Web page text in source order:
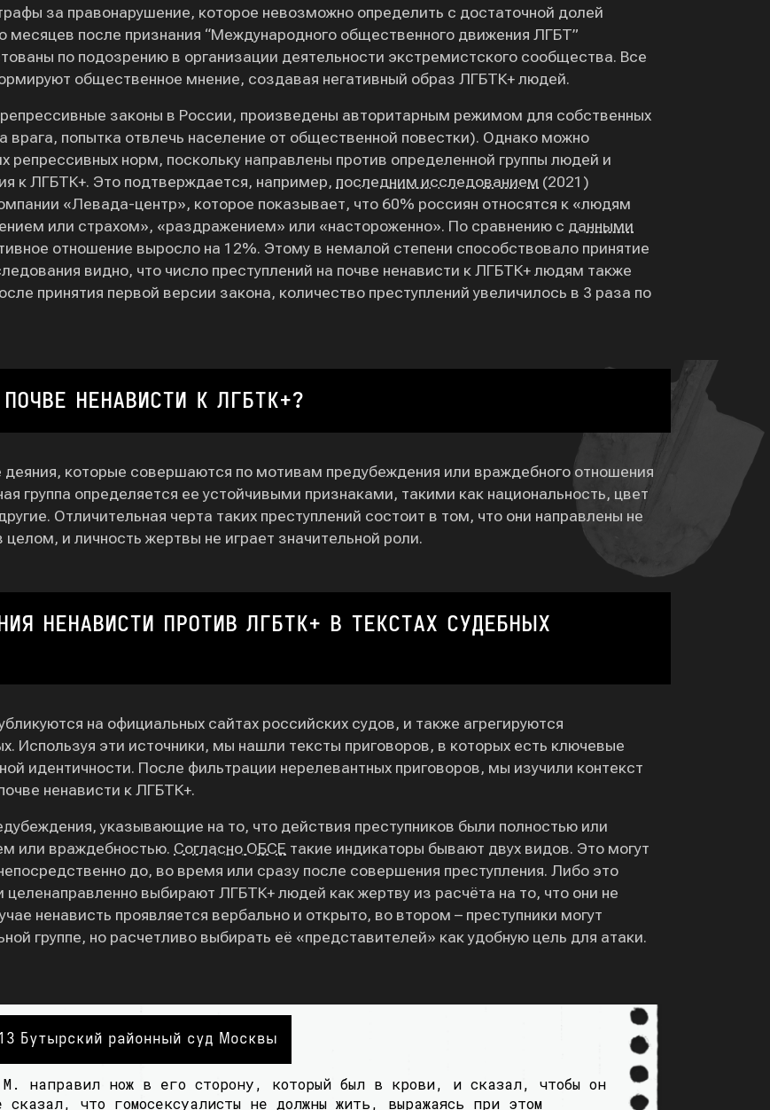
за правонарушение, которое невозможно определить с достаточной долей
месяцев после признания “Международного общественного движения ЛГБТ”
по подозрению в организации деятельности экстремистского сообщества. Все
общественное мнение, создавая негативный образ ЛГБТК+ людей.
законы в России, произведены авторитарным режимом для собственных
врага, попытка отвлечь население от общественной повестки). Однако можно
репрессивных норм, поскольку направлены против определенной группы людей и
к ЛГБТК+. Это подтверждается, например, последним исследованием (2021)
«Левада-центр», которое показывает, что 60% россиян относятся к «людям
или страхом», «раздражением» или «настороженно». По сравнению с данными
отношение выросло на 12%. Этому в немалой степени способствовало принятие
видно, что число преступлений на почве ненависти к ЛГБТК+ людям также
принятия первой версии закона, количество преступлений увеличилось в 3 раза по
НЕНАВИСТИ К ЛГБТК+?
деяния, которые совершаются по мотивам предубеждения или враждебного отношения
группа определяется ее устойчивыми признаками, такими как национальность, цвет
Отличительная черта таких преступлений состоит в том, что они направлены не
целом, и личность жертвы не играет значительной роли.
НЕНАВИСТИ ПРОТИВ ЛГБТК+ В ТЕКСТАХ СУДЕБНЫХ
на официальных сайтах российских судов, и также агрегируются
эти источники, мы нашли тексты приговоров, в которых есть ключевые
идентичности. После фильтрации нерелевантных приговоров, мы изучили контекст
ненависти к ЛГБТК+.
указывающие на то, что действия преступников были полностью или
или враждебностью. Согласно ОБСЕ такие индикаторы бывают двух видов. Это могут
до, во время или сразу после совершения преступления. Либо это
целенаправленно выбирают ЛГБТК+ людей как жертву из расчёта на то, что они не
ненависть проявляется вербально и открыто, во втором – преступники могут
группе, но расчетливо выбирать её «представителей» как удобную цель для атаки.
Бутырский районный суд Москвы
М. направил нож в его сторону, который был в крови, и сказал, чтобы он
что гомосексуалисты не должны жить, выражаясь при этом